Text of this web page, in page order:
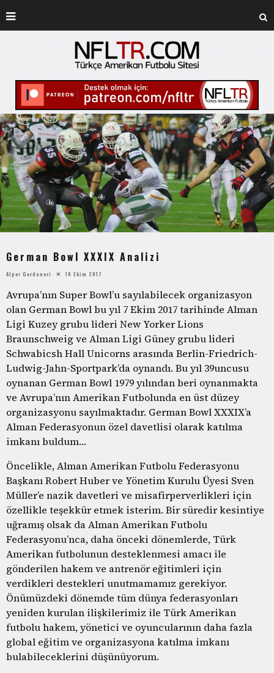
German Bowl XXXIX Analizi
Alper Gerdaneri 18 Ekim 2017
Avrupa’nın Super Bowl’u sayılabilecek organizasyon
olan German Bowl bu yıl 7 Ekim 2017 tarihinde Alman
Ligi Kuzey grubu lideri New Yorker Lions
Braunschweig ve Alman Ligi Güney grubu lideri
Schwabicsh Hall Unicorns arasında Berlin-Friedrich-
Ludwig-Jahn-Sportpark’da oynandı. Bu yıl 39uncusu
oynanan German Bowl 1979 yılından beri oynanmakta
ve Avrupa’nın Amerikan Futbolunda en üst düzey
organizasyonu sayılmaktadır. German Bowl XXXIX’a
Alman Federasyonun özel davetlisi olarak katılma
imkanı buldum…
Öncelikle, Alman Amerikan Futbolu Federasyonu
Başkanı Robert Huber ve Yönetim Kurulu Üyesi Sven
Müller’e nazik davetleri ve misafirperverlikleri için
özellikle teşekkür etmek isterim. Bir süredir kesintiye
uğramış olsak da Alman Amerikan Futbolu
Federasyonu’nca, daha önceki dönemlerde, Türk
Amerikan futbolunun desteklenmesi amacı ile
gönderilen hakem ve antrenör eğitimleri için
verdikleri destekleri unutmamamız gerekiyor.
Önümüzdeki dönemde tüm dünya federasyonları
yeniden kurulan ilişkilerimiz ile Türk Amerikan
futbolu hakem, yönetici ve oyuncularının daha fazla
global eğitim ve organizasyona katılma imkanı
bulabileceklerini düşünüyorum.